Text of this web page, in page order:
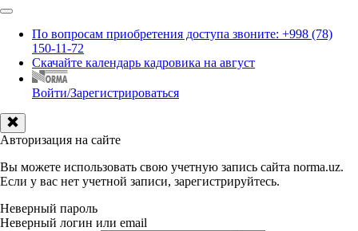
По вопросам приобретения доступа звоните: +998 (78)
150-11-72
Скачайте календарь кадровика на август
Войти/Зарегистрироваться
Авторизация на сайте
Вы можете использовать свою учетную запись сайта norma.uz.
Если у вас нет учетной записи, зарегистрируйтесь.
Неверный пароль
Неверный логин или email